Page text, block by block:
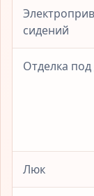
сидений
Отделка
Люк